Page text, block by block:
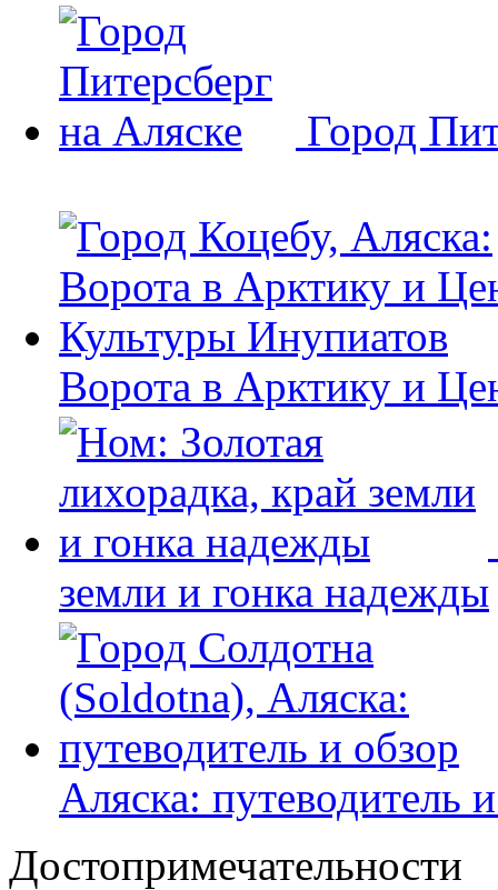
Город
Ворота в Арктику и
земли и гонка надежды
Аляска: путеводитель
Достопримечательности